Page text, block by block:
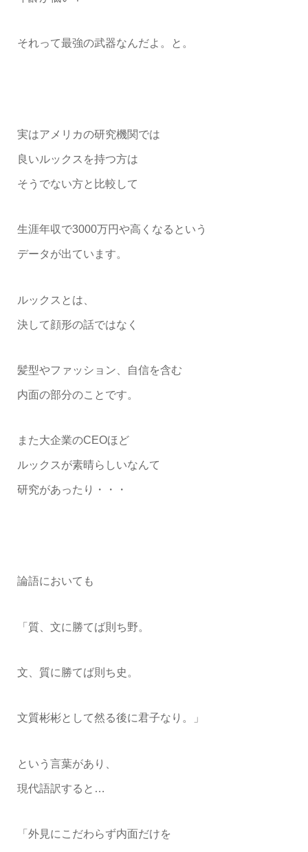
それって最強の武器なんだよ。と。
実はアメリカの研究機関では
良いルックスを持つ方は
そうでない方と比較して
生涯年収で3000万円や高くなるという
データが出ています。
ルックスとは、
決して顔形の話ではなく
髪型やファッション、自信を含む
内面の部分のことです。
また大企業のCEOほど
ルックスが素晴らしいなんて
研究があったり・・・
論語においても
「質、文に勝てば則ち野。
文、質に勝てば則ち史。
文質彬彬として然る後に君子なり。」
という言葉があり、
現代語訳すると…
「外見にこだわらず内面だけを